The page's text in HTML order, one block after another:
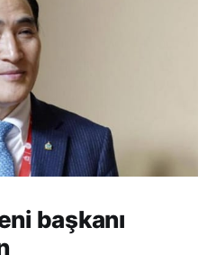
başkanı